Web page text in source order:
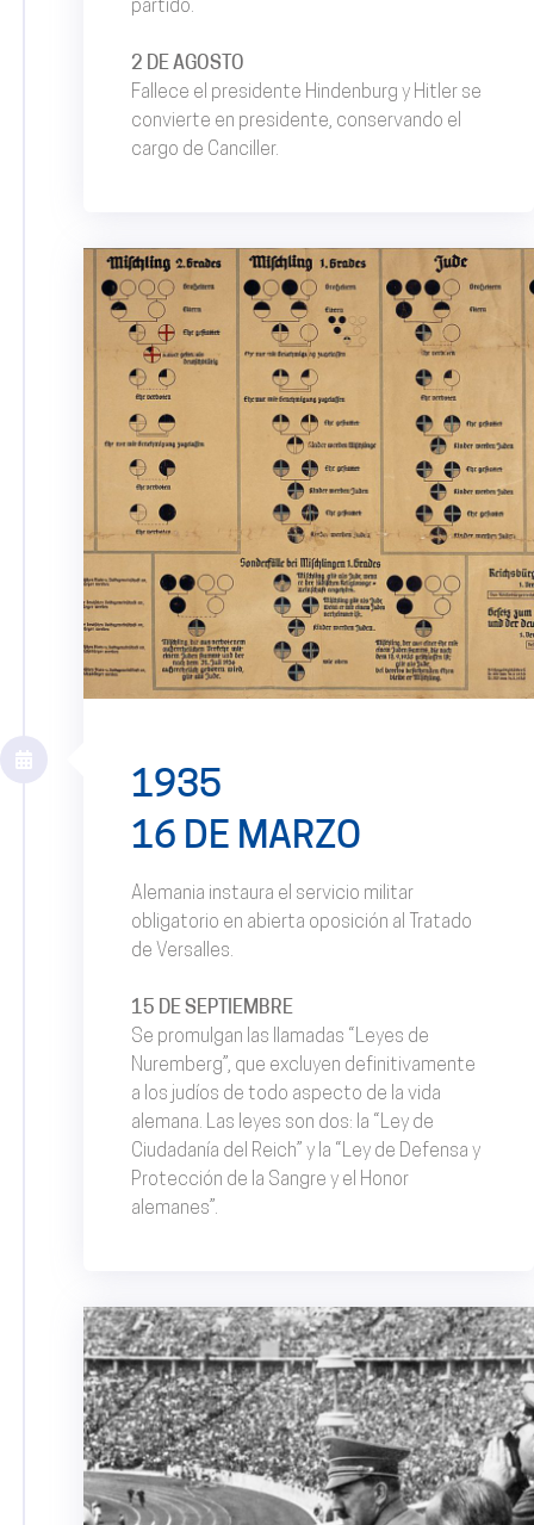
partido.
2 DE AGOSTO
Fallece el presidente Hindenburg y Hitler se
convierte en presidente, conservando el
cargo de Canciller.
1935
16 DE MARZO
Alemania instaura el servicio militar
obligatorio en abierta oposición al Tratado
de Versalles.
15 DE SEPTIEMBRE
Se promulgan las llamadas “Leyes de
Nuremberg”, que excluyen definitivamente
a los judíos de todo aspecto de la vida
alemana. Las leyes son dos: la “Ley de
Ciudadanía del Reich” y la “Ley de Defensa y
Protección de la Sangre y el Honor
alemanes”.